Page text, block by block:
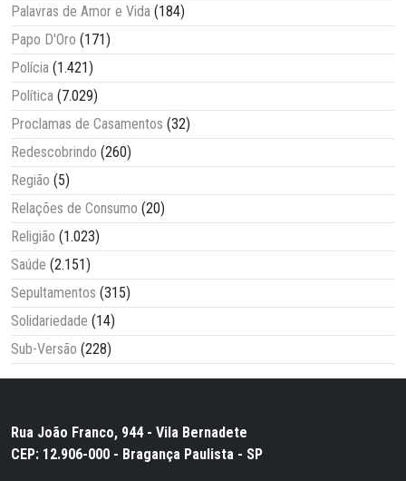
Palavras de Amor e Vida (184)
Papo D'Oro (171)
Polícia (1.421)
Política (7.029)
Proclamas de Casamentos (32)
Redescobrindo (260)
Região (5)
Relações de Consumo (20)
Religião (1.023)
Saúde (2.151)
Sepultamentos (315)
Solidariedade (14)
Sub-Versão (228)
Rua João Franco, 944 - Vila Bernadete
CEP: 12.906-000 - Bragança Paulista - SP